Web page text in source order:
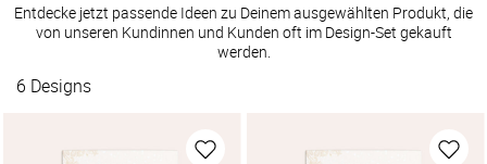
Entdecke jetzt passende Ideen zu Deinem ausgewählten Produkt, die
von unseren Kundinnen und Kunden oft im Design-Set gekauft
werden.
6 Designs